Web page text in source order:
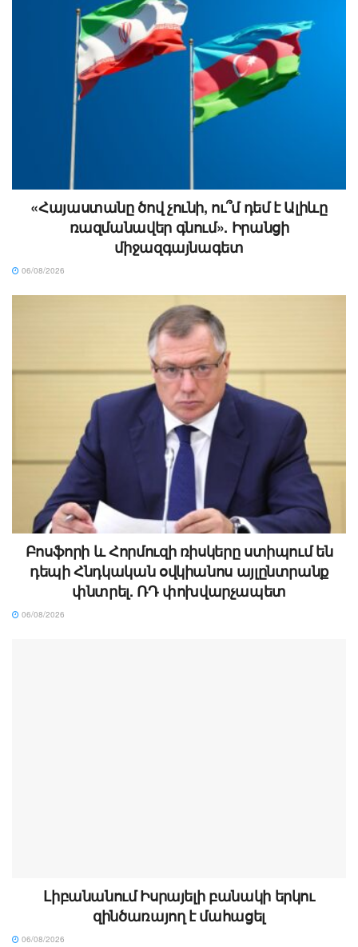
«Հայաստանը ծով չունի, ու՞մ դեմ է Ալիևը
ռազմանավեր գնում». Իրանցի
միջազգայնագետ
06/08/2026
Բոսֆորի և Հորմուզի ռիսկերը ստիպում են
դեպի Հնդկական օվկիանոս այլընտրանք
փնտրել. ՌԴ փոխվարչապետ
06/08/2026
Լիբանանում Իսրայելի բանակի երկու
զինծառայող է մահացել
06/08/2026